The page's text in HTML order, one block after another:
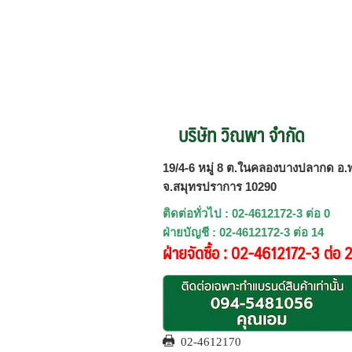
บริษัท วิณพา จำกัด
19/4-6 หมู่ 8 ต.ในคลองบางปลากด อ.
จ.สมุทรปราการ 10290
ติดต่อทั่วไป : 02-4612172-3 ต่อ 0
ฝ่ายบัญชี : 02-4612172-3 ต่อ 14
ฝ่ายจัดซื้อ : 02-4612172-3 ต่อ
02-4612170